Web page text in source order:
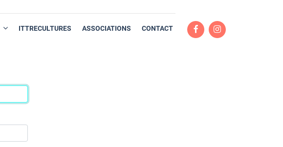
ITTRECULTURES ASSOCIATIONS CONTACT